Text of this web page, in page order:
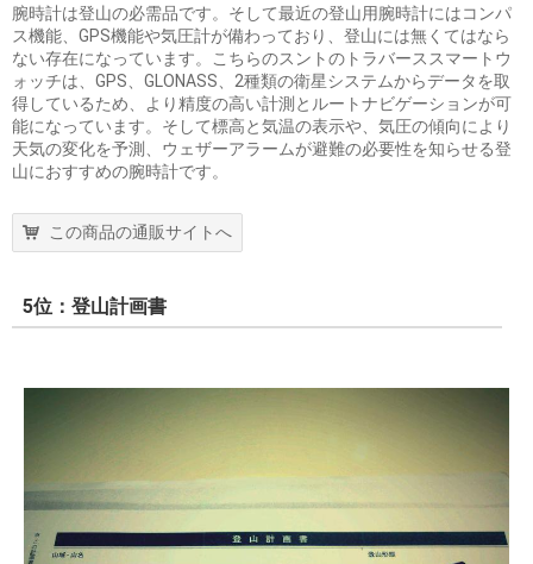
腕時計は登山の必需品です。そして最近の登山用腕時計にはコンパ
ス機能、GPS機能や気圧計が備わっており、登山には無くてはなら
ない存在になっています。こちらのスントのトラバーススマートウ
ォッチは、GPS、GLONASS、2種類の衛星システムからデータを取
得しているため、より精度の高い計測とルートナビゲーションが可
能になっています。そして標高と気温の表示や、気圧の傾向により
天気の変化を予測、ウェザーアラームが避難の必要性を知らせる登
山におすすめの腕時計です。
この商品の通販サイトへ
5位：登山計画書